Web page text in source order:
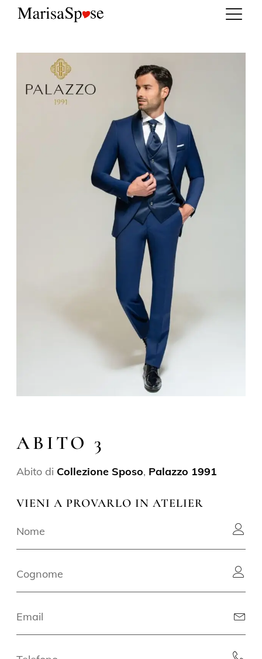
ABITO 3
Abito di Collezione Sposo, Palazzo 1991
VIENI A PROVARLO IN ATELIER